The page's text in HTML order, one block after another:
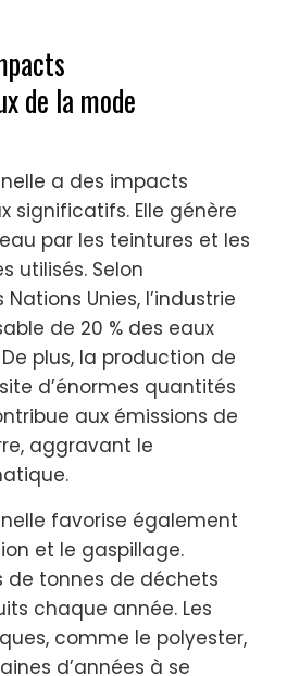
de la mode
a des impacts
significatifs. Elle génère
par les teintures et les
utilisés. Selon
Unies, l’industrie
de 20 % des eaux
plus, la production de
d’énormes quantités
aux émissions de
aggravant le
favorise également
et le gaspillage.
de tonnes de déchets
chaque année. Les
comme le polyester,
d’années à se